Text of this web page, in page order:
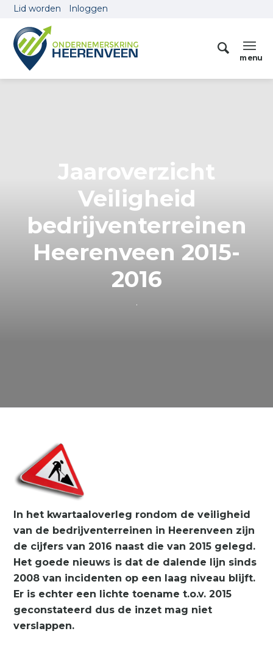
Lid worden Inloggen
Jaaroverzicht
Veiligheid
bedrijventerreinen
Heerenveen 2015-
2016
.
In het kwartaaloverleg rondom de veiligheid
van de bedrijventerreinen in Heerenveen zijn
de cijfers van 2016 naast die van 2015 gelegd.
Het goede nieuws is dat de dalende lijn sinds
2008 van incidenten op een laag niveau blijft.
Er is echter een lichte toename t.o.v. 2015
geconstateerd dus de inzet mag niet
verslappen.